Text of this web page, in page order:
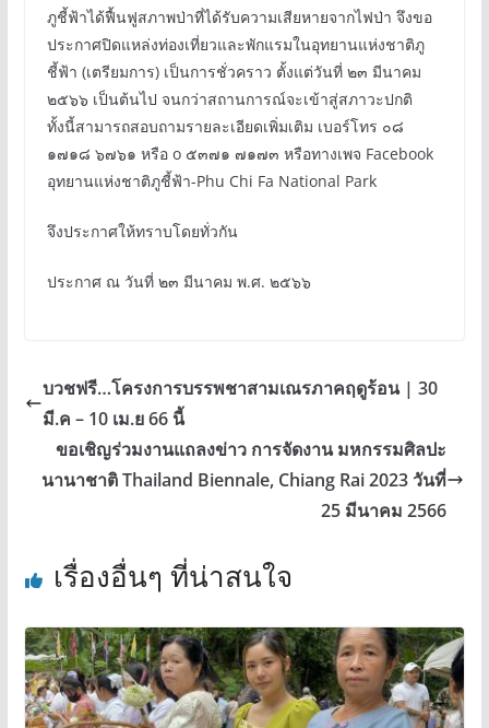
ภูชี้ฟ้าได้ฟื้นฟูสภาพป่าที่ได้รับความเสียหายจากไฟป่า จึงขอ
ประกาศปิดแหล่งท่องเที่ยวและพักแรมในอุทยานแห่งชาติภู
ชี้ฟ้า (เตรียมการ) เป็นการชั่วคราว ตั้งแต่วันที่ ๒๓ มีนาคม
๒๕๖๖ เป็นต้นไป จนกว่าสถานการณ์จะเข้าสู่สภาวะปกติ
ทั้งนี้สามารถสอบถามรายละเอียดเพิ่มเติม เบอร์โทร ๐๘
๑๗๑๘ ๖๗๖๑ หรือ o ๕๓๗๑ ๗๑๗๓ หรือทางเพจ Facebook
อุทยานแห่งชาติภูชี้ฟ้า-Phu Chi Fa National Park
จึงประกาศให้ทราบโดยทั่วกัน
ประกาศ ณ วันที่ ๒๓ มีนาคม พ.ศ. ๒๕๖๖
บวชฟรี…โครงการบรรพชาสามเณรภาคฤดูร้อน | 30
มี.ค – 10 เม.ย 66 นี้
ขอเชิญร่วมงานแถลงข่าว การจัดงาน มหกรรมศิลปะ
นานาชาติ Thailand Biennale, Chiang Rai 2023 วันที่
25 มีนาคม 2566
เรื่องอื่นๆ ที่น่าสนใจ